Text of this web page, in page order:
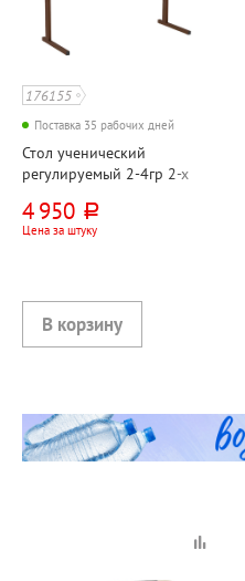
176155
Поставка 35 рабочих дней
Стол ученический
регулируемый 2-4гр 2-х
клен, коричневый,
прямоугольная труба
4 950 руб.
Цена за штуку